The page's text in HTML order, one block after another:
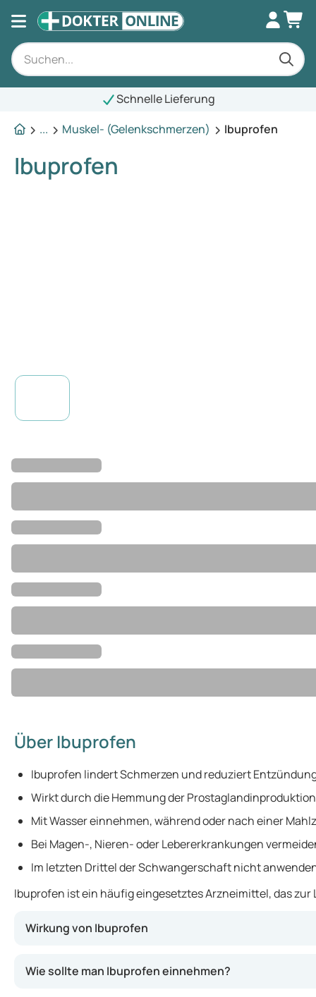
Schnelle Lieferung
...
Muskel- (Gelenkschmerzen) Ibuprofen
Ibuprofen
Über Ibuprofen
Ibuprofen lindert Schmerzen und reduziert
Wirkt durch die Hemmung der
Mit Wasser einnehmen, während oder nach einer
Bei Magen-, Nieren- oder Lebererkrankungen
Im letzten Drittel der Schwangerschaft nicht
Ibuprofen ist ein häufig eingesetztes Arzneimittel, das
Wirkung von Ibuprofen
Wie sollte man Ibuprofen einnehmen?